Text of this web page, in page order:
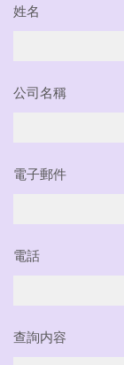
姓名
公司名稱
電子郵件
電話
查詢内容